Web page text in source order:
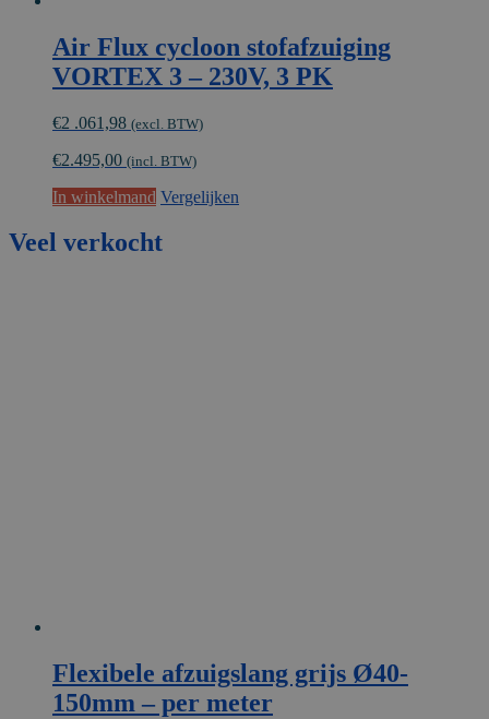
Air Flux cycloon stofafzuiging
VORTEX 3 – 230V, 3 PK
€2 .061,98 (excl. BTW)
€2.495,00 (incl. BTW)
In winkelmand Vergelijken
Veel verkocht
Flexibele afzuigslang grijs Ø40-
150mm – per meter